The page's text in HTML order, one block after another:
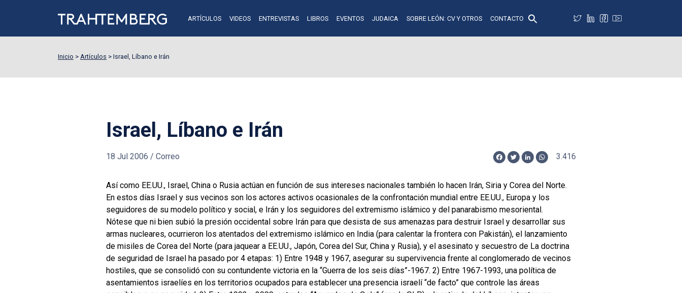
ARTÍCULOS VIDEOS ENTREVISTAS LIBROS EVENTOS JUDAICA SOBRE LEÓN: CV Y OTROS CONTACTO
Inicio > Artículos > Israel, Líbano e Irán
Israel, Líbano e Irán
18 Jul 2006 / Correo
Facebook
TwitterLinkedInWhatsApp
3.416
Así como EE.UU., Israel, China o Rusia actúan en función de sus intereses nacionales también lo hacen Irán, Siria y Corea del Norte.
En estos días Israel y sus vecinos son los actores activos ocasionales de la confrontación mundial entre EE.UU., Europa y los
seguidores de su modelo político y social, e Irán y los seguidores del extremismo islámico y del panarabismo mesoriental.
Nótese que ni bien subió la presión occidental sobre Irán para que desista de sus amenazas para destruir Israel y desarrollar sus
armas nucleares, ocurrieron los atentados del extremismo islámico en India (para calentar la frontera con Pakistán), el lanzamiento
de misiles de Corea del Norte (para jaquear a EE.UU., Japón, Corea del Sur, China y Rusia), y el asesinato y secuestro de La doctrina
de seguridad de Israel ha pasado por 4 etapas: 1) Entre 1948 y 1967, asegurar su supervivencia frente al conglomerado de vecinos
hostiles, que se consolidó con su contundente victoria en la “Guerra de los seis días”-1967. 2) Entre 1967-1993, una política de
asentamientos israelíes en los territorios ocupados para establecer una presencia israelí “de facto” que controle las áreas